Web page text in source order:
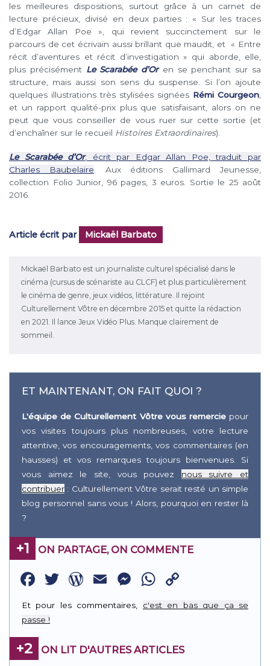
les meilleures dispositions, surtout grâce à un carnet de
lecture précieux, divisé en deux parties : « Sur les traces
d’Edgar Allan Poe », qui revient succinctement sur le
parcours de cet écrivain aussi brillant que maudit, et « Entre
récit d’aventures et récit d’investigation » qui aborde, elle,
plus précisément Le Scarabée d’Oren se penchant sur sa
structure, mais aussi son sens du suspense. Si l’on ajoute
quelques illustrations très stylisées signées Rémi Courgeon
et un rapport qualité-prix plus que satisfaisant, alors on ne
peut que vous conseiller de vous ruer sur cette sortie (et
d’enchaîner sur le recueil Histoires Extraordinaires).
Le Scarabée d’Or, écrit par Edgar Allan Poe, traduit par
Charles Baubelaire . Aux éditions Gallimard Jeunesse,
collection Folio Junior, 96 pages, 3 euros. Sortie le 25 août
2016.
Article écrit par Mickaël Barbato
Mickaël Barbato est un journaliste culturel spécialisé dans le
cinéma (cursus de scénariste au CLCF) et plus particulièrement
le cinéma de genre, jeux vidéos, littérature. Il rejoint
Culturellement Vôtre en décembre 2015 et quitte la rédaction
en 2021. Il lance Jeux Vidéo Plus. Manque clairement de
sommeil.
ET MAINTENANT, ON FAIT QUOI ?
L'équipe de Culturellement Vôtre vous remerciepour
vos visites toujours plus nombreuses, votre lecture
attentive, vos encouragements, vos commentaires (en
hausses) et vos remarques toujours bienvenues. Si
vous aimez le site, vous pouvez nous suivre et
contribuer : Culturellement Vôtre serait resté un simple
blog personnel sans vous ! Alors, pourquoi en rester là
?
+1 ON PARTAGE, ON COMMENTE
Facebook
Twitter
WordPress
EmailMessenger
WhatsApp
Link
Et pour les commentaires, c'est en bas que ça se
passe !
+2 ON LIT D'AUTRES ARTICLES